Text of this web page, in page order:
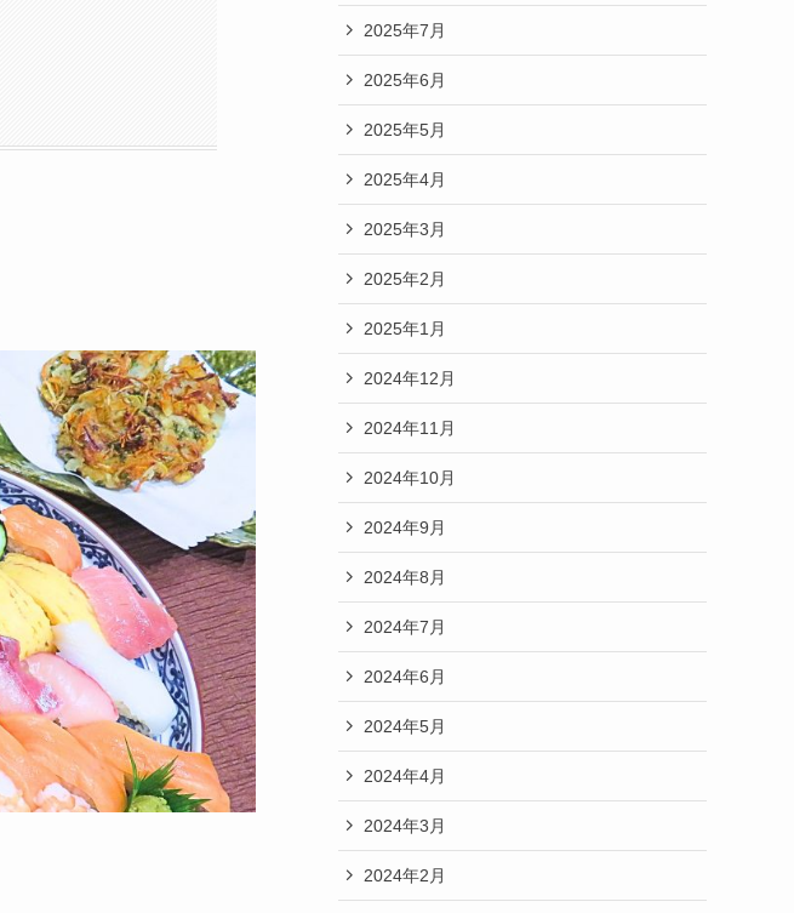
2025年7月
2025年6月
2025年5月
2025年4月
2025年3月
2025年2月
2025年1月
2024年12月
2024年11月
2024年10月
2024年9月
2024年8月
2024年7月
2024年6月
2024年5月
2024年4月
2024年3月
2024年2月